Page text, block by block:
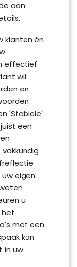
aan
klanten én
effectief
wil
en
'Stabiele'
een
eigen
u
het
met een
kan
in uw